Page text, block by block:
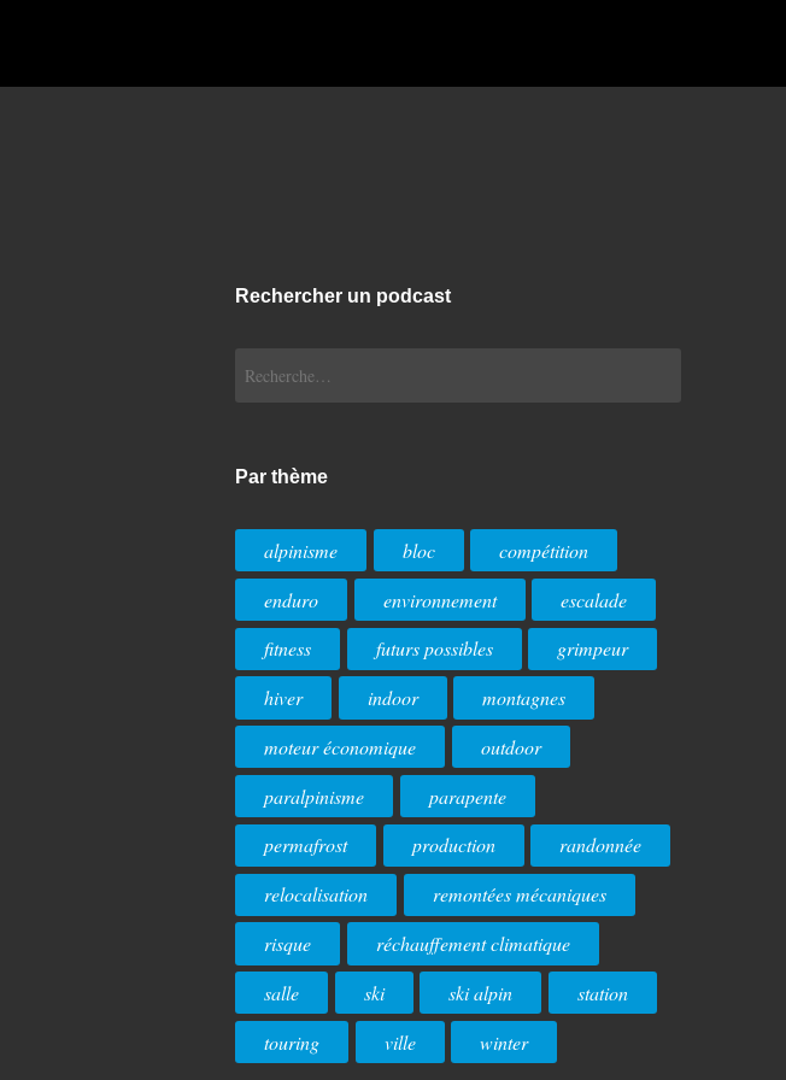
Rechercher un podcast
Par thème
alpinisme bloc
compétition
enduro
environnement
escalade
fitness
futurs possibles
grimpeur
hiver
indoor
montagnes
moteur économique
outdoor
paralpinisme
parapente
permafrost
production
randonnée
relocalisation
remontées mécaniques
risque
réchauffement climatique
salle
ski ski alpin
station
touring
ville winter